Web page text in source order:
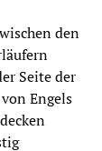
den
Seite der
Engels